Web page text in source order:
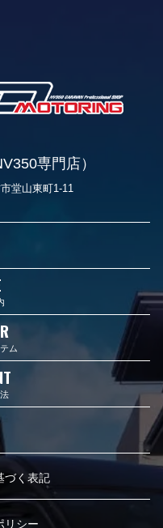
専門店）
堂山東町1-11
ム
づく表記
リシー